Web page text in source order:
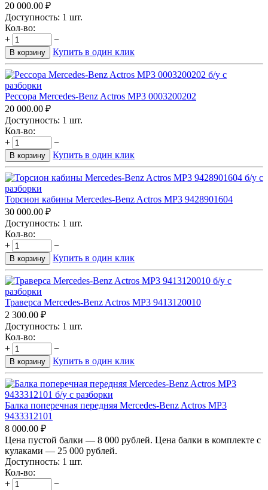
20 000.00 ₽
Доступность: 1 шт.
Кол-во:
+
−
В корзину Купить в один клик
Рессора Mercedes-Benz Actros MP3 0003200202
20 000.00 ₽
Доступность: 1 шт.
Кол-во:
+
−
В корзину Купить в один клик
Торсион кабины Mercedes-Benz Actros MP3 9428901604
30 000.00 ₽
Доступность: 1 шт.
Кол-во:
+
−
В корзину Купить в один клик
Траверса Mercedes-Benz Actros MP3 9413120010
2 300.00 ₽
Доступность: 1 шт.
Кол-во:
+
−
В корзину Купить в один клик
Балка поперечная передняя Mercedes-Benz Actros MP3
9433312101
8 000.00 ₽
Цена пустой балки — 8 000 рублей. Цена балки в комплекте с
кулаками — 25 000 рублей.
Доступность: 1 шт.
Кол-во:
+
−